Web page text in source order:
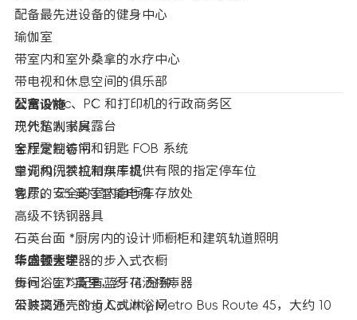
配备最先进设备的健身中心
瑜伽室
带室内和室外桑拿的水疗中心
带电视和休息空间的俱乐部
配备 Mac、PC 和打印机的行政商务区
户外私人书房露台
全程受控访问和钥匙 FOB 系统
空调和门禁控制车库提供有限的指定停车位
免费、安全的室内自行车存放处
公寓设施
现代定制家具
客厅定制卷帘
单元内洗衣机和烘干机
客厅的 55 英寸智能电视
高级不锈钢器具
石英台面 *厨房内的设计师橱柜和建筑轨道照明
带内置整理器的步入式衣橱
每间浴室均配有蓝牙花洒扬声器
带玻璃外壳的步入式淋浴间
华盛顿大学
步行：0.7 英里，约 14 分钟。
公共交通：King County Metro Bus Route 45，大约 10